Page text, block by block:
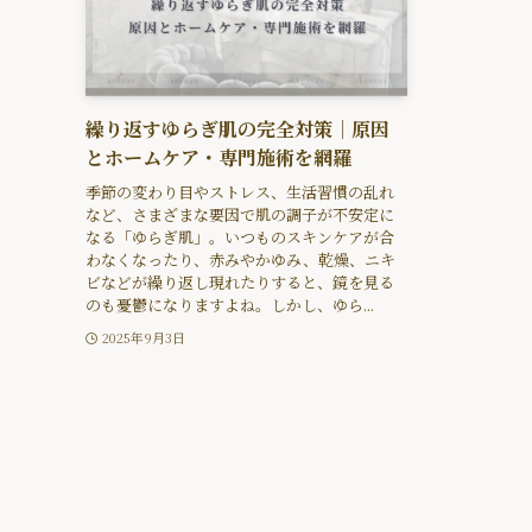
繰り返すゆらぎ肌の完全対策｜原因
とホームケア・専門施術を網羅
季節の変わり目やストレス、生活習慣の乱れ
など、さまざまな要因で肌の調子が不安定に
なる「ゆらぎ肌」。いつものスキンケアが合
わなくなったり、赤みやかゆみ、乾燥、ニキ
ビなどが繰り返し現れたりすると、鏡を見る
のも憂鬱になりますよね。しかし、ゆら...
2025年9月3日